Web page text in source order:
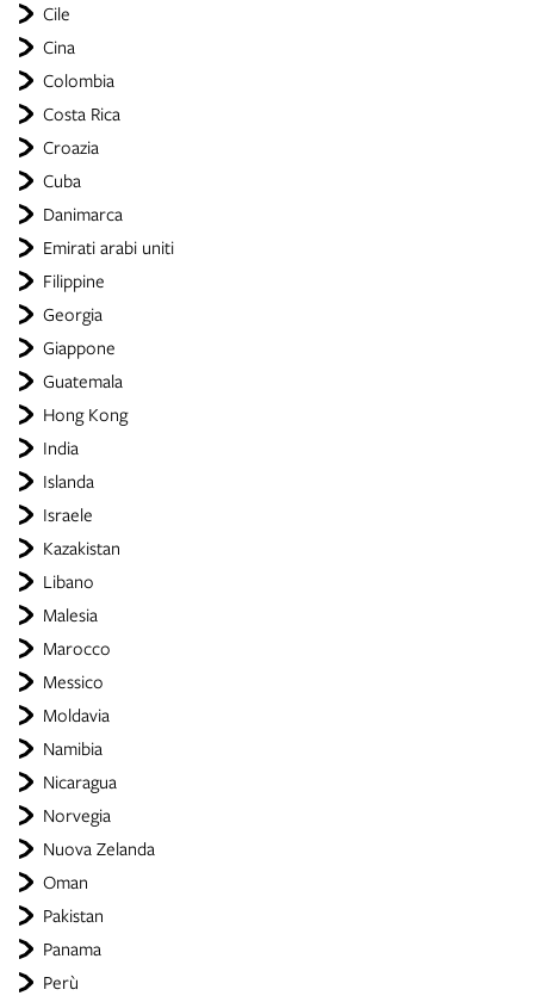
Cile
Cina
Colombia
Costa Rica
Croazia
Cuba
Danimarca
Emirati arabi uniti
Filippine
Georgia
Giappone
Guatemala
Hong Kong
India
Islanda
Israele
Kazakistan
Libano
Malesia
Marocco
Messico
Moldavia
Namibia
Nicaragua
Norvegia
Nuova Zelanda
Oman
Pakistan
Panama
Perù